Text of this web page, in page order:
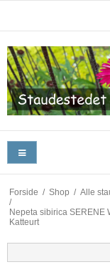
Forside / Shop / Alle
/
Nepeta sibirica SERENE
Katteurt